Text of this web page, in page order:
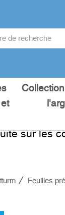
sur les
Feuilles